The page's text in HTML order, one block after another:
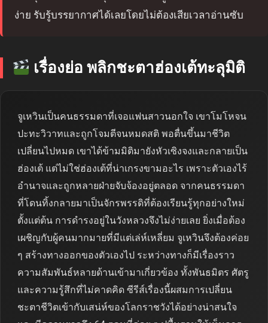
ง่าย รับรู้บรรยากาศได้เลยโดยไม่ต้องเสียเวลาอ่านซับ
เรื่องย่อ พลิกชะตาฮ่องเต้ทะลุมิติ
จูเหวินเป็นคนธรรมดาที่เจอแฟนสาวนอกใจ เขาโมโหจน
ปะทะวิวาทและถูกโจมตีจนหมดสติ พอตื่นขึ้นมาชีวิต
เปลี่ยนไปหมด เขาได้ข้ามมิติมายังหัวเซิงจงและกลายเป็น
ฮ่องเต้ แต่ไม่ใช่ฮ่องเต้ที่น่าเกรงขามอะไร เพราะตัวเองไร้
อำนาจและถูกหลายฝ่ายจับจ้องอยู่ตลอด จากคนธรรมดา
ที่โดนทิ้งกลายมาเป็นจักรพรรดิที่ต้องเรียนรู้ทุกอย่างใหม่
ตั้งแต่ต้น การดำรงอยู่ในวังหลวงจึงไม่ง่ายเลย ยิ่งเมื่อต้อง
เผชิญกับผู้คนมากมายที่มีแต่เล่ห์เหลี่ยม จูเหวินจึงต้องค่อย
ๆ สร้างทางออกของตัวเองไป ระหว่างทางก็มีเรื่องราว
ความสัมพันธ์หลายด้านเข้ามาเกี่ยวข้อง ทั้งพันธมิตร ศัตรู
และความรู้สึกที่ไม่คาดคิด ซีรีส์เรื่องนี้ผสมการเปลี่ยน
ชะตาชีวิตเข้ากับเสน่ห์ของโลกราชวังได้อย่างน่าสนใจ